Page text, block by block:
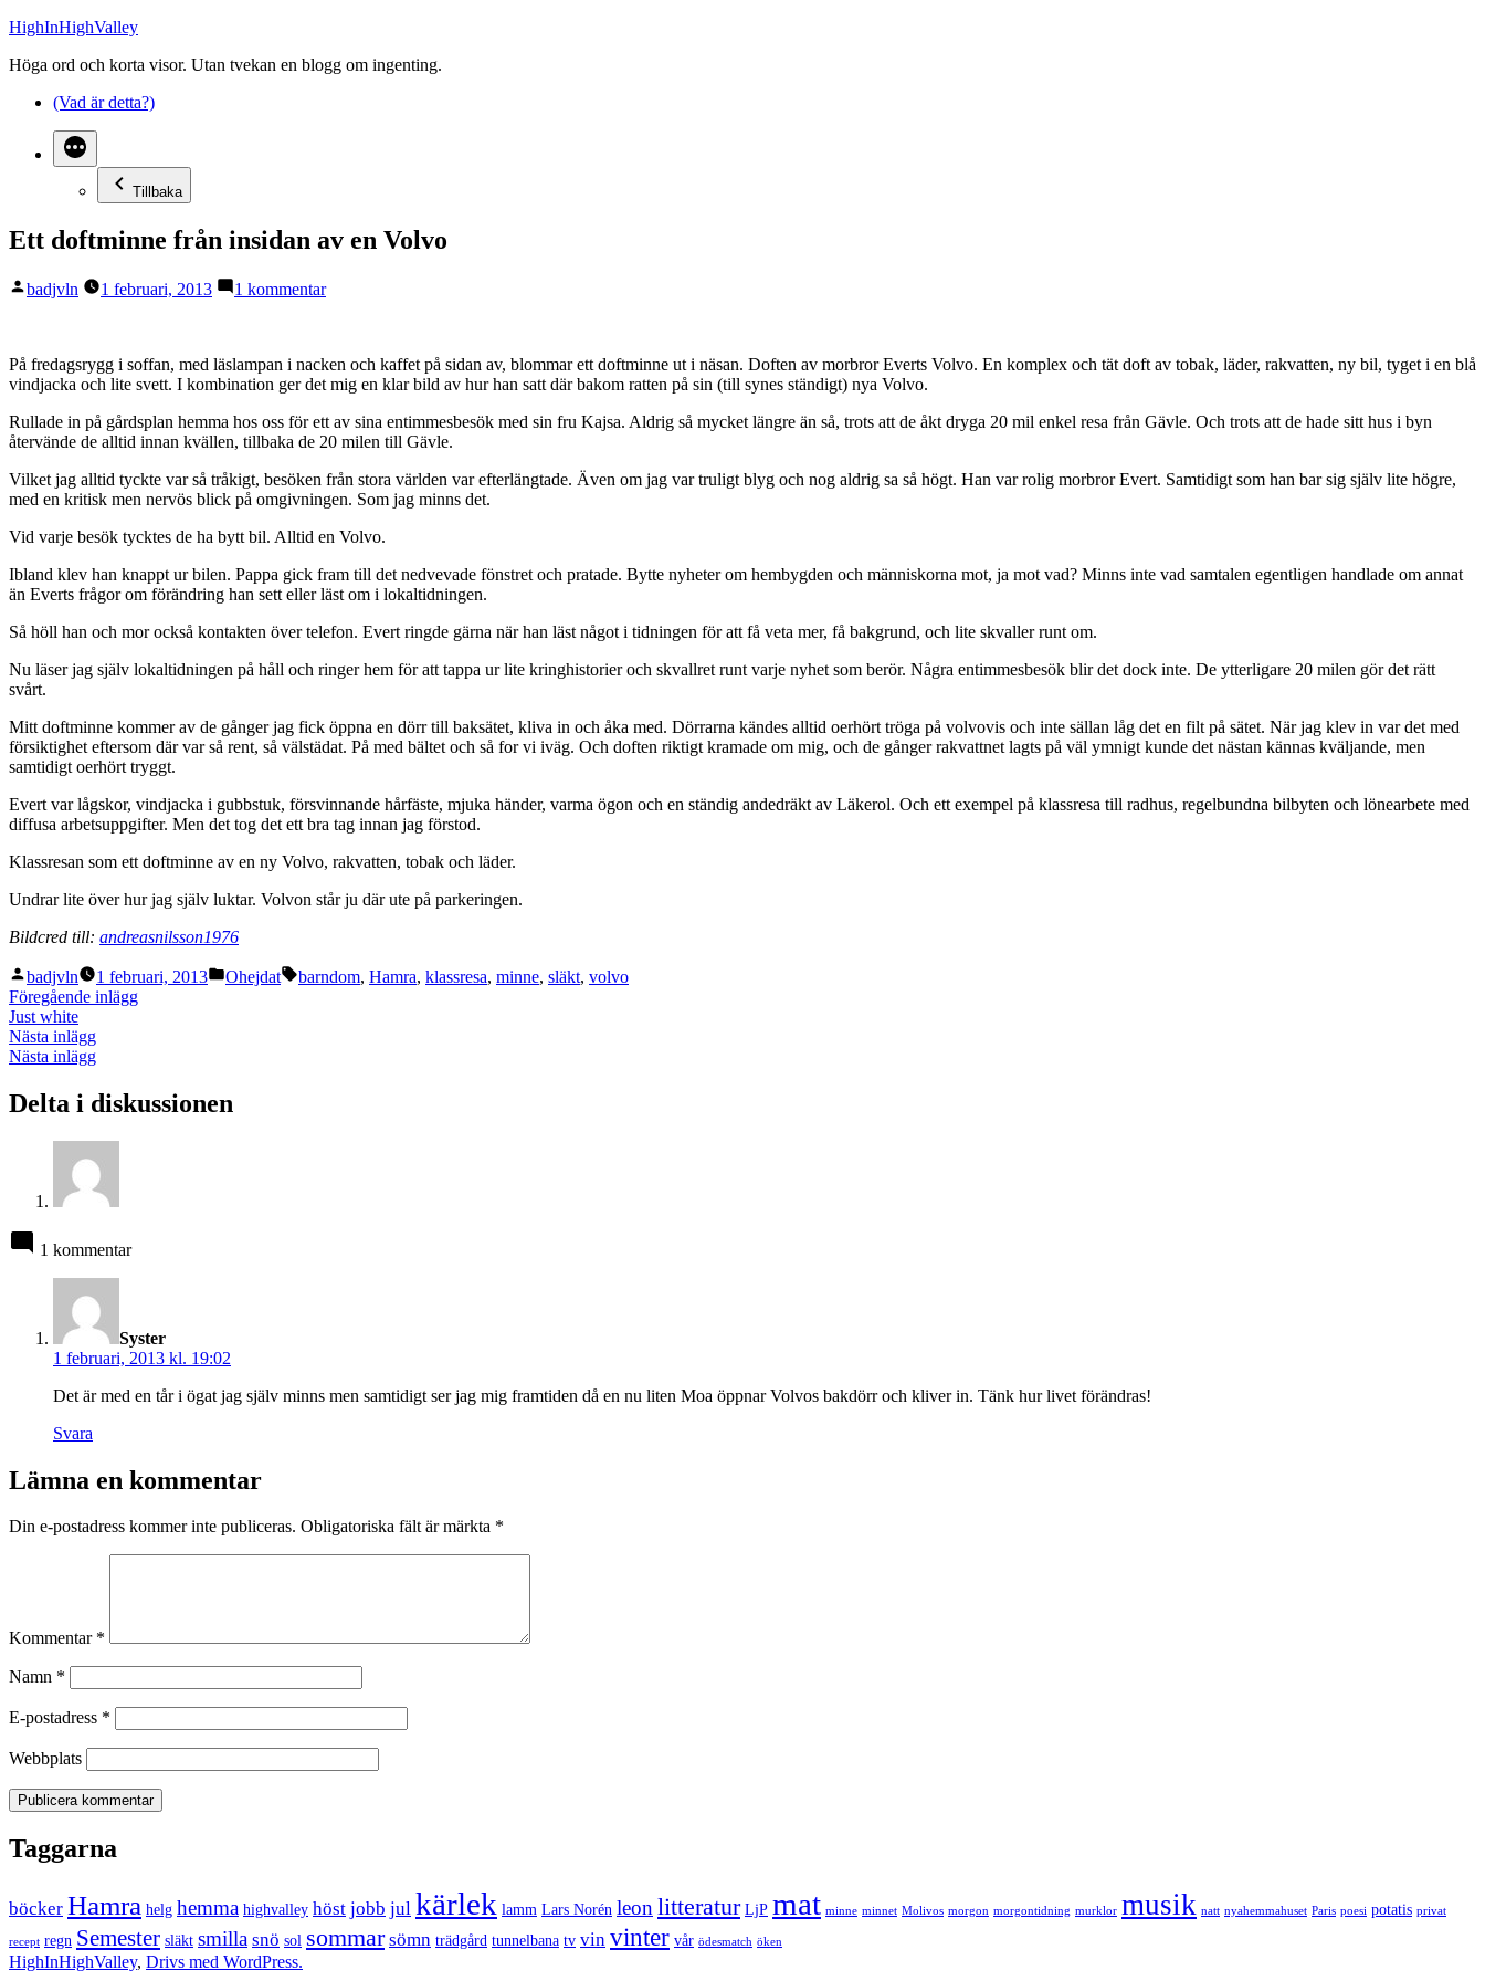
Hoppa
innehåll
HighInHighValley
Höga ord och korta visor. Utan tvekan en blogg om ingenting.
(Vad är detta?)
Tillbaka
Ett doftminne från insidan av en Volvo
Publicerat
badjvln 1 februari, 2013 1 kommentartill
insidan
av
Volvo
På fredagsrygg i soffan, med läslampan i nacken och kaffet på sidan av, blommar ett doftminne ut i näsan. Doften av morbror Everts Volvo. En komplex och tät doft av tobak, läder, rakvatten, ny bil, tyget i en blå
vindjacka och lite svett. I kombination ger det mig en klar bild av hur han satt där bakom ratten på sin (till synes ständigt) nya Volvo.
Rullade in på gårdsplan hemma hos oss för ett av sina entimmesbesök med sin fru Kajsa. Aldrig så mycket längre än så, trots att de åkt dryga 20 mil enkel resa från Gävle. Och trots att de hade sitt hus i byn
återvände de alltid innan kvällen, tillbaka de 20 milen till Gävle.
Vilket jag alltid tyckte var så tråkigt, besöken från stora världen var efterlängtade. Även om jag var truligt blyg och nog aldrig sa så högt. Han var rolig morbror Evert. Samtidigt som han bar sig själv lite högre,
med en kritisk men nervös blick på omgivningen. Som jag minns det.
Vid varje besök tycktes de ha bytt bil. Alltid en Volvo.
Ibland klev han knappt ur bilen. Pappa gick fram till det nedvevade fönstret och pratade. Bytte nyheter om hembygden och människorna mot, ja mot vad? Minns inte vad samtalen egentligen handlade om annat
än Everts frågor om förändring han sett eller läst om i lokaltidningen.
Så höll han och mor också kontakten över telefon. Evert ringde gärna när han läst något i tidningen för att få veta mer, få bakgrund, och lite skvaller runt om.
Nu läser jag själv lokaltidningen på håll och ringer hem för att tappa ur lite kringhistorier och skvallret runt varje nyhet som berör. Några entimmesbesök blir det dock inte. De ytterligare 20 milen gör det rätt
svårt.
Mitt doftminne kommer av de gånger jag fick öppna en dörr till baksätet, kliva in och åka med. Dörrarna kändes alltid oerhört tröga på volvovis och inte sällan låg det en filt på sätet. När jag klev in var det med
försiktighet eftersom där var så rent, så välstädat. På med bältet och så for vi iväg. Och doften riktigt kramade om mig, och de gånger rakvattnet lagts på väl ymnigt kunde det nästan kännas kväljande, men
samtidigt oerhört tryggt.
Evert var lågskor, vindjacka i gubbstuk, försvinnande hårfäste, mjuka händer, varma ögon och en ständig andedräkt av Läkerol. Och ett exempel på klassresa till radhus, regelbundna bilbyten och lönearbete med
diffusa arbetsuppgifter. Men det tog det ett bra tag innan jag förstod.
Klassresan som ett doftminne av en ny Volvo, rakvatten, tobak och läder.
Undrar lite över hur jag själv luktar. Volvon står ju där ute på parkeringen.
Bildcred till: andreasnilsson1976
Publicerat
av
badjvln 1 februari, 2013
Publicerat
Ohejdat Etiketter:
barndom, Hamra, klassresa, minne, släkt, volvo
Inläggsnavigering
Föregående inläggFöregående
Just white
Nästa inläggNästa
inlägg:
Nästa inlägg
Delta i diskussionen
1 kommentar
Syster
1 februari, 2013 kl. 19:02
Det är med en tår i ögat jag själv minns men samtidigt ser jag mig framtiden då en nu liten Moa öppnar Volvos bakdörr och kliver in. Tänk hur livet förändras!
Svara
Lämna en kommentar
Din e-postadress kommer inte publiceras. Obligatoriska fält är märkta *
Kommentar *
Namn *
E-postadress *
Webbplats
Taggarna
böcker Hamra helg hemma highvalley höst jobb jul kärlek lamm Lars Norén leonlitteratur LjP mat minne minnet Molivos morgon morgontidning murklor musik natt nyahemmahuset Paris poesi potatis privat
recept regn Semester släkt smilla snö sol sommar sömn trädgård tunnelbana tv vin vinter vår ödesmatch öken
HighInHighValley, Drivs med WordPress.